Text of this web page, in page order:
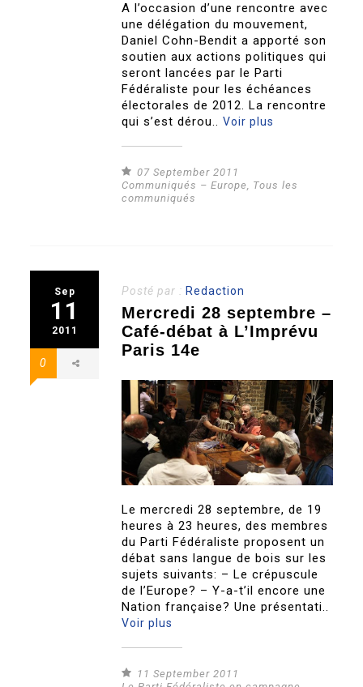
A l’occasion d’une rencontre avec
une délégation du mouvement,
Daniel Cohn-Bendit a apporté son
soutien aux actions politiques qui
seront lancées par le Parti
Fédéraliste pour les échéances
électorales de 2012. La rencontre
qui s’est dérou..Voir plus
07 September 2011
Communiqués – Europe, Tous les
communiqués
Sep
11
2011
0
Posté par : Redaction
Mercredi 28 septembre –
Café-débat à L’Imprévu
Paris 14e
Le mercredi 28 septembre, de 19
heures à 23 heures, des membres
du Parti Fédéraliste proposent un
débat sans langue de bois sur les
sujets suivants: – Le crépuscule
de l’Europe? – Y-a-t’il encore une
Nation française? Une présentati..
Voir plus
11 September 2011